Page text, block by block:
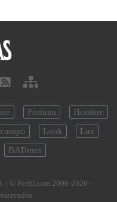
Fortuna
Hombre
Look
Luz
BATimes
| © Perfil.com 2006-2026 -